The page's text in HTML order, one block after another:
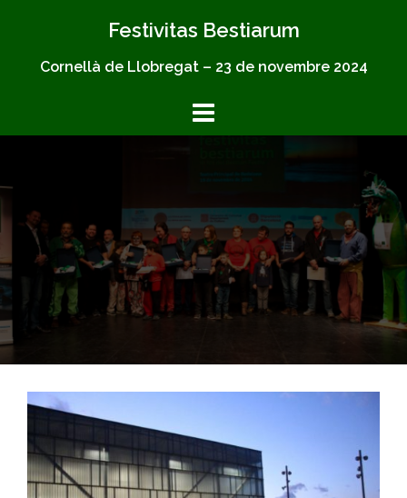
Festivitas Bestiarum
Cornellà de Llobregat – 23 de novembre 2024